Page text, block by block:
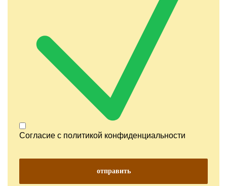
Согласие с политикой конфиденциальности
отправить